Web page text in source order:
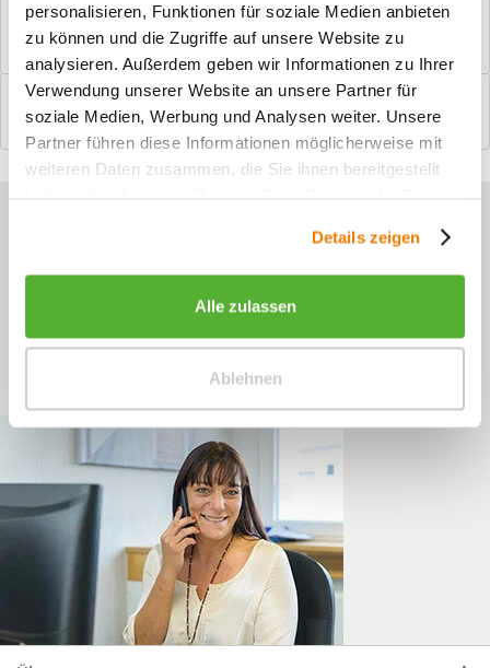
personalisieren, Funktionen für soziale Medien anbieten
zu können und die Zugriffe auf unsere Website zu
analysieren. Außerdem geben wir Informationen zu Ihrer
Verwendung unserer Website an unsere Partner für
soziale Medien, Werbung und Analysen weiter. Unsere
Partner führen diese Informationen möglicherweise mit
weiteren Daten zusammen, die Sie ihnen bereitgestellt
Details zeigen
Alle zulassen
Ablehnen
Windfangelemente online am Bildschirm konfigurieren und
einbaufertig bestellen. In wenigen...
Bewertungen
0
Bewertungen lesen, schreiben und diskutieren...mehr
Sie haben Fragen zu unseren
+49 (0)4244 965 34 04
Mo - Do, 09:00 - 16:00 Uhr
und Fr, 09:00 - 13:00 Uhr